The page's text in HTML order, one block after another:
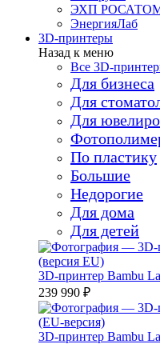
ЭХП
ЭнергияЛаб
3D-принтеры
Назад к меню
Все 3D-
Для бизнеса
Для
Для
По пластику
Большие
Недорогие
Для дома
Для детей
3D-принтер Bambu
239 990 ₽
3D-принтер Bambu